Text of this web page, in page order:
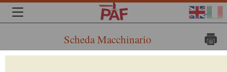
Scheda Macchinario